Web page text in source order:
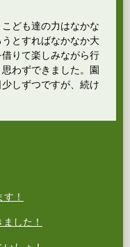
ども達の力はなかな
とすればなかなか大
りて楽しみながら行
わずできました。園
しずつですが、続け
！
した！